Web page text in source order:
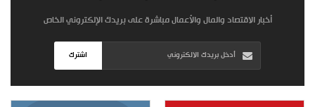
أخبار الاقتصاد والمال والأعمال مباشرة على بريدك الإلكتروني الخاص
اشترك